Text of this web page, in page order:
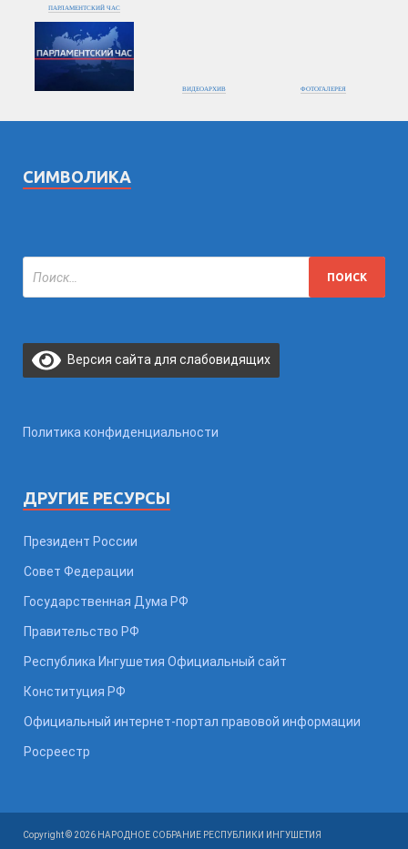
ПАРЛАМЕНТСКИЙ ЧАС
ВИДЕОАРХИВ ФОТОГАЛЕРЕЯ
СИМВОЛИКА
Версия сайта для слабовидящих
Политика конфиденциальности
ДРУГИЕ РЕСУРСЫ
Президент России
Совет Федерации
Государственная Дума РФ
Правительство РФ
Республика Ингушетия Официальный сайт
Конституция РФ
Официальный интернет-портал правовой информации
Росреестр
Copyright © 2026 НАРОДНОЕ СОБРАНИЕ РЕСПУБЛИКИ ИНГУШЕТИЯ